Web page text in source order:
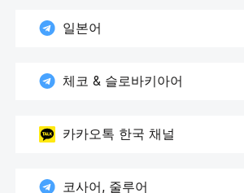
일본어
체코 & 슬로바키아어
카카오톡 한국 채널
코사어, 줄루어